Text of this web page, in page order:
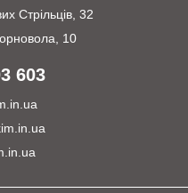
Стрільців, 32
10
603